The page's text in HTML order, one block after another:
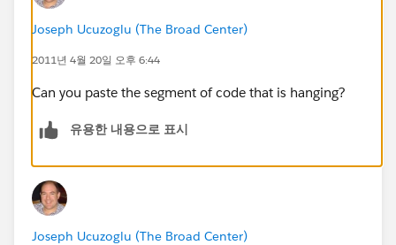
Joseph Ucuzoglu (The Broad Center)
2011년 4월 20일 오후 6:44
Can you paste the segment of code that is hanging?
유용한 내용으로 표시
Joseph Ucuzoglu (The Broad Center)